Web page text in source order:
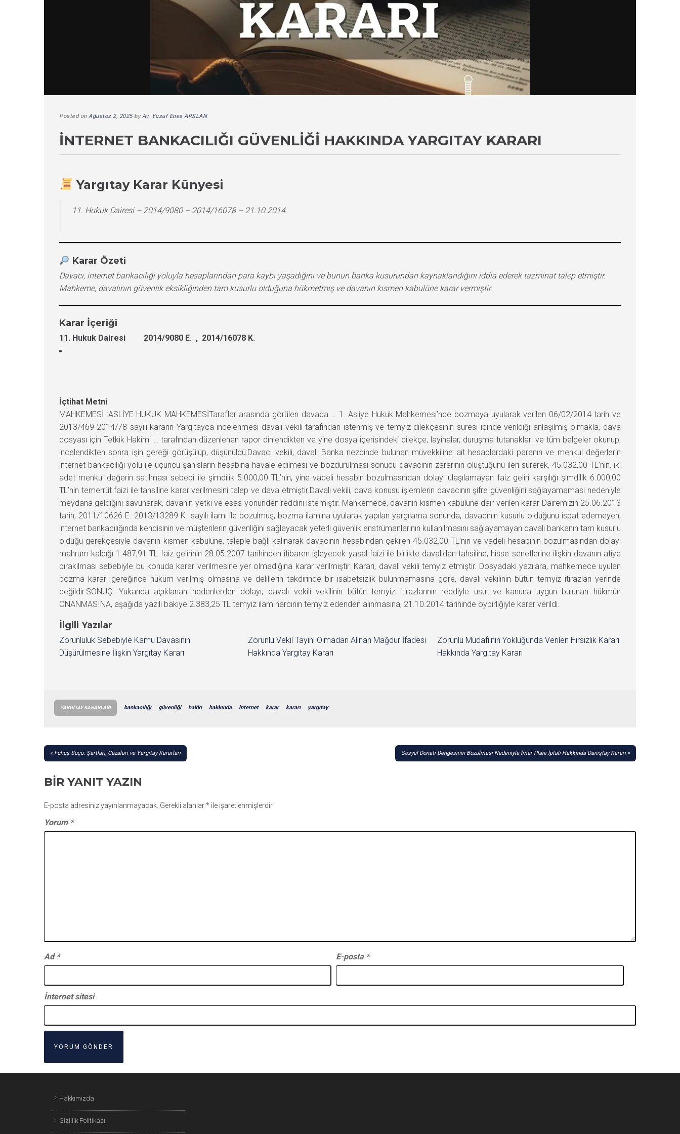
Posted on Ağustos 2, 2025byAv. Yusuf Enes ARSLAN
İNTERNET BANKACILIĞI GÜVENLIĞI HAKKINDA YARGITAY KARARI
Yargıtay Karar Künyesi
11. Hukuk Dairesi – 2014/9080 – 2014/16078 – 21.10.2014
Karar Özeti
Davacı, internet bankacılığı yoluyla hesaplarından para kaybı yaşadığını ve bunun banka kusurundan kaynaklandığını iddia ederek tazminat talep etmiştir.
Mahkeme, davalının güvenlik eksikliğinden tam kusurlu olduğuna hükmetmiş ve davanın kısmen kabulüne karar vermiştir.
Karar İçeriği
11. Hukuk Dairesi 2014/9080 E. , 2014/16078 K.
İçtihat Metni
MAHKEMESİ :ASLİYE HUKUK MAHKEMESİTaraflar arasında görülen davada … 1. Asliye Hukuk Mahkemesi’nce bozmaya uyularak verilen 06/02/2014 tarih ve
2013/469-2014/78 sayılı kararın Yargıtayca incelenmesi davalı vekili tarafından istenmiş ve temyiz dilekçesinin süresi içinde verildiği anlaşılmış olmakla, dava
dosyası için Tetkik Hakimi … tarafından düzenlenen rapor dinlendikten ve yine dosya içerisindeki dilekçe, layihalar, duruşma tutanakları ve tüm belgeler okunup,
incelendikten sonra işin gereği görüşülüp, düşünüldü:Davacı vekili, davalı Banka nezdinde bulunan müvekkiline ait hesaplardaki paranın ve menkul değerlerin
internet bankacılığı yolu ile üçüncü şahısların hesabına havale edilmesi ve bozdurulması sonucu davacının zararının oluştuğunu ileri sürerek, 45.032,00 TL’nin, iki
adet menkul değerin satılması sebebi ile şimdilik 5.000,00 TL’nin, yine vadeli hesabın bozulmasından dolayı ulaşılamayan faiz geliri karşılığı şimdilik 6.000,00
TL’nin temerrüt faizi ile tahsiline karar verilmesini talep ve dava etmiştir.Davalı vekili, dava konusu işlemlerin davacının şifre güvenliğini sağlayamaması nedeniyle
meydana geldiğini savunarak, davanın yetki ve esas yönünden reddini istemiştir. Mahkemece, davanın kısmen kabulüne dair verilen karar Dairemizin 25.06.2013
tarih, 2011/10626 E. 2013/13289 K. sayılı ilamı ile bozulmuş, bozma ilamına uyularak yapılan yargılama sonunda, davacının kusurlu olduğunu ispat edemeyen,
internet bankacılığında kendisinin ve müşterilerin güvenliğini sağlayacak yeterli güvenlik enstrümanlarının kullanılmasını sağlayamayan davalı bankanın tam kusurlu
olduğu gerekçesiyle davanın kısmen kabulüne, taleple bağlı kalınarak davacının hesabından çekilen 45.032,00 TL’nin ve vadeli hesabının bozulmasından dolayı
mahrum kaldığı 1.487,91 TL faiz gelirinin 28.05.2007 tarihinden itibaren işleyecek yasal faizi ile birlikte davalıdan tahsiline, hisse senetlerine ilişkin davanın atiye
bırakılması sebebiyle bu konuda karar verilmesine yer olmadığına karar verilmiştir. Kararı, davalı vekili temyiz etmiştir. Dosyadaki yazılara, mahkemece uyulan
bozma kararı gereğince hüküm verilmiş olmasına ve delillerin takdirinde bir isabetsizlik bulunmamasına göre, davalı vekilinin bütün temyiz itirazları yerinde
değildir.SONUÇ: Yukarıda açıklanan nedenlerden dolayı, davalı vekili vekilinin bütün temyiz itirazlarının reddiyle usul ve kanuna uygun bulunan hükmün
ONANMASINA, aşağıda yazılı bakiye 2.383,25 TL temyiz ilam harcının temyiz edenden alınmasına, 21.10.2014 tarihinde oybirliğiyle karar verildi.
İlgili Yazılar
Zorunluluk Sebebiyle Kamu Davasının
Düşürülmesine İlişkin Yargıtay Kararı
Zorunlu Vekil Tayini Olmadan Alınan Mağdur İfadesi
Hakkında Yargıtay Kararı
Zorunlu Müdafiinin Yokluğunda Verilen Hırsızlık Kararı
Hakkında Yargıtay Kararı
YARGITAY KARARLARI bankacılığı güvenliği hakkı hakkında internet karar kararı yargıtay
YAZI
Fuhuş Suçu: Şartları, Cezaları ve Yargıtay Kararları Sosyal Donatı Dengesinin Bozulması Nedeniyle İmar Planı İptali Hakkında Danıştay Kararı
BIR YANIT YAZIN
E-posta adresiniz yayınlanmayacak. Gerekli alanlar* ile işaretlenmişlerdir
Yorum *
Ad * E-posta *
İnternet sitesi
Hakkımızda
Gizlilik Politikası